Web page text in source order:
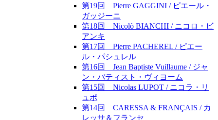
第19回 Pierre GAGGINI / ピエール・
ガッジーニ
第18回 Nicolò BIANCHI / ニコロ・ビ
アンキ
第17回 Pierre PACHEREL / ピエー
ル・パシュレル
第16回 Jean Baptiste Vuillaume / ジャ
ン・バティスト・ヴィヨーム
第15回 Nicolas LUPOT / ニコラ・リ
ュポ
第14回 CARESSA & FRANÇAIS / カ
レッサ＆フランセ